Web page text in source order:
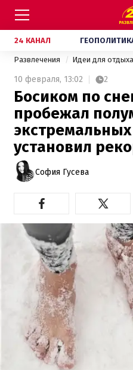
24 КАНАЛ
Развлечения Идеи для отдыха
10 февраля, 13:02 2
Босиком по
пробежал
установил
София Гусева